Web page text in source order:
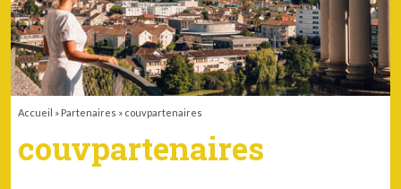
Accueil » Partenaires » couvpartenaires
couvpartenaires